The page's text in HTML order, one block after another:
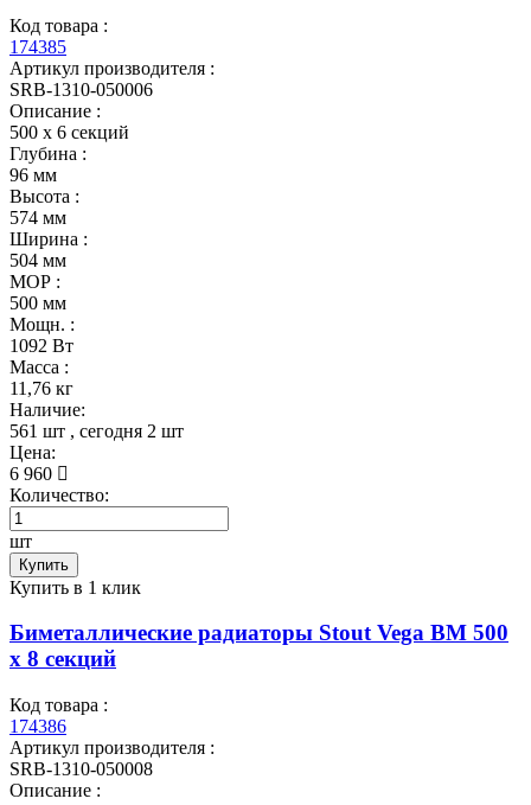
Код товара :
174385
Артикул производителя :
SRB-1310-050006
Описание :
500 x 6 секций
Глубина :
96 мм
Высота :
574 мм
Ширина :
504 мм
МОР :
500 мм
Мощн. :
1092 Вт
Масса :
11,76 кг
Наличие:
561 шт , сегодня 2 шт
Цена:
6 960
Количество:
шт
Купить
Купить в 1 клик
Биметаллические радиаторы Stout Vega BM 500
x 8 секций
Код товара :
174386
Артикул производителя :
SRB-1310-050008
Описание :